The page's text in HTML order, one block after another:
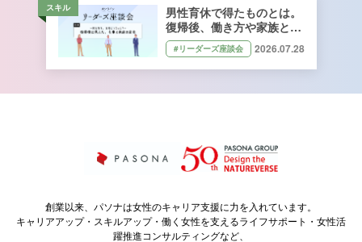
スキル
男性育休で得たものとは。
復帰後、働き方や家族との
向き合い方はどう変わっ
た？
#リーダーズ座談会 2026.07.28
創業以来、パソナは女性のキャリア支援に力を入れています。
キャリアアップ・スキルアップ・働く女性を支えるライフサポート・女性活
躍推進コンサルティングなど、